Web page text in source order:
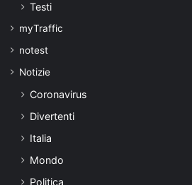
Testi
myTraffic
notest
Notizie
Coronavirus
Divertenti
Italia
Mondo
Politica